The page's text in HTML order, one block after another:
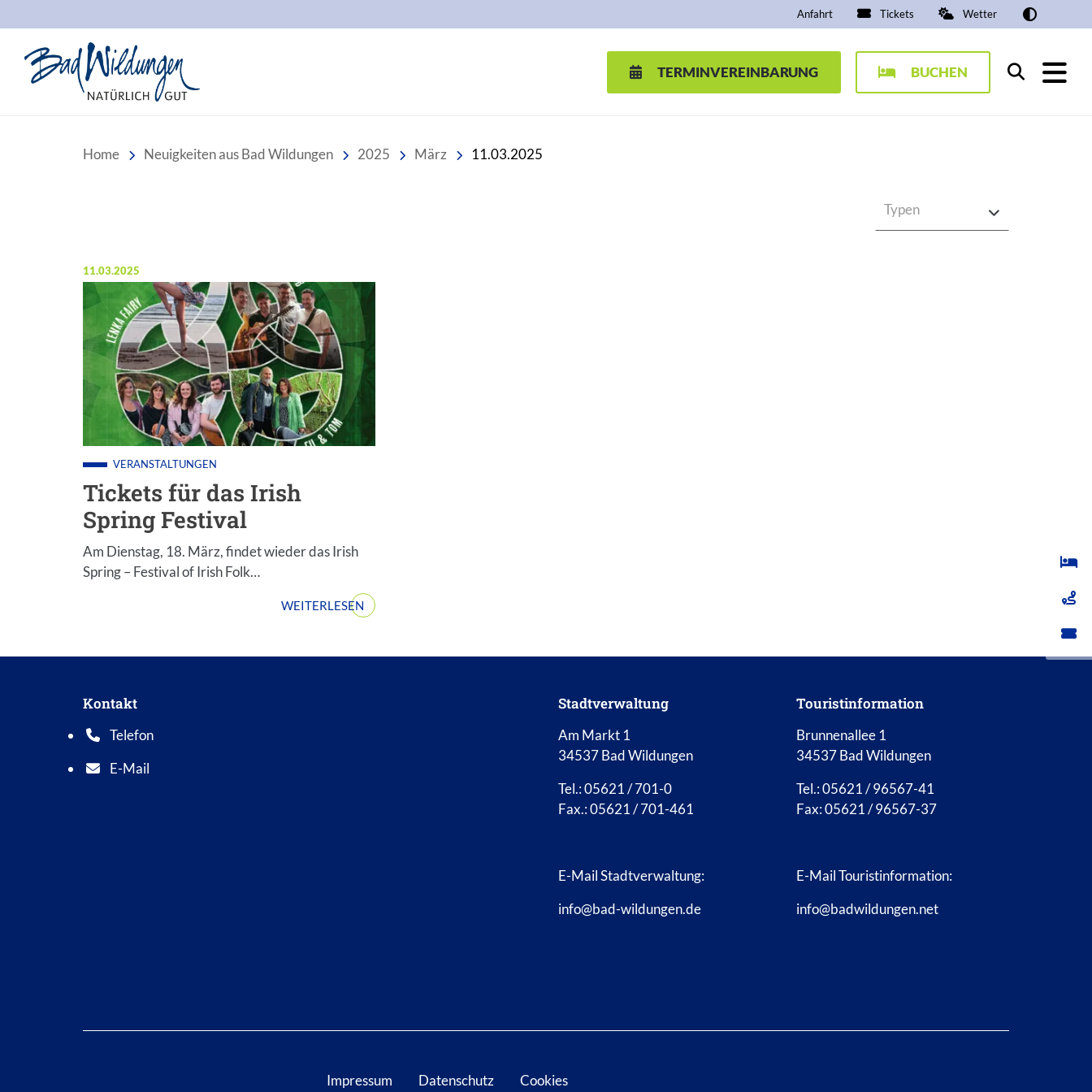
Anfahrt Tickets Wetter
TERMINVEREINBARUNG BUCHEN Suchen
Home Neuigkeiten aus Bad Wildungen 2025 März 11.03.2025
Typen
Veröffentlicht am:
11.03.2025
Tickets für das Irish
Spring Festival
VERANSTALTUNGEN
Am Dienstag, 18. März, findet wieder das Irish
Spring – Festival of Irish Folk…
WEITERLESEN
Kontakt
Telefon
Telefonnummer: 0 5 6 2 1 7 0 1 0
E-Mail
E-Mail Adresse: info@bad-wildungen.de
Stadtverwaltung
Am Markt 1
34537 Bad Wildungen
Tel.: 05621 / 701-0
Fax.: 05621 / 701-461
E-Mail Stadtverwaltung:
info@bad-wildungen.de
Touristinformation
Brunnenallee 1
34537 Bad Wildungen
Tel.: 05621 / 96567-41
Fax: 05621 / 96567-37
E-Mail Touristinformation:
info@badwildungen.net
Impressum Datenschutz Cookies